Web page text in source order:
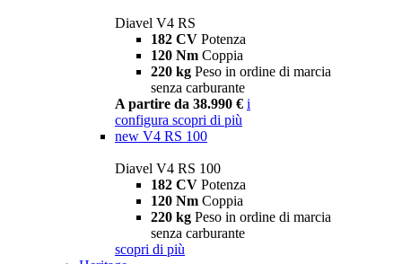
Diavel V4 RS
182 CV Potenza
120 Nm Coppia
220 kg Peso in ordine di marcia
senza carburante
A partire da 38.990 € i
configura scopri di più
new V4 RS 100
Diavel V4 RS 100
182 CV Potenza
120 Nm Coppia
220 kg Peso in ordine di marcia
senza carburante
scopri di più